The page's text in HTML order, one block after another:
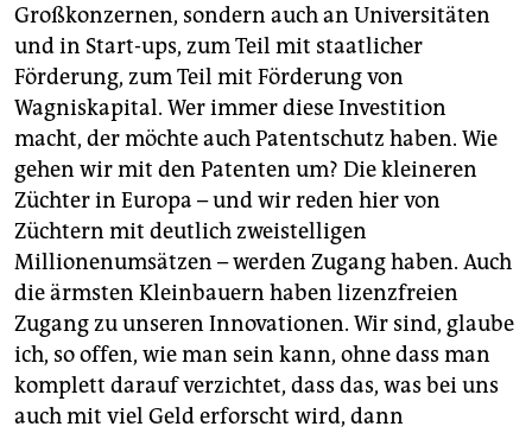
Großkonzernen, sondern auch an Universitäten
und in Start-ups, zum Teil mit staatlicher
Förderung, zum Teil mit Förderung von
Wagniskapital. Wer immer diese Investition
macht, der möchte auch Patentschutz haben. Wie
gehen wir mit den Patenten um? Die kleineren
Züchter in Europa – und wir reden hier von
Züchtern mit deutlich zweistelligen
Millionenumsätzen – werden Zugang haben. Auch
die ärmsten Kleinbauern haben lizenzfreien
Zugang zu unseren Innovationen. Wir sind, glaube
ich, so offen, wie man sein kann, ohne dass man
komplett darauf verzichtet, dass das, was bei uns
auch mit viel Geld erforscht wird, dann